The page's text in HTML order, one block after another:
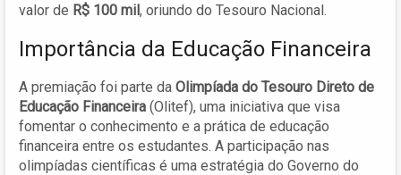
valor de R$ 100 mil, oriundo do Tesouro Nacional.
Importância da Educação Financeira
A premiação foi parte da Olimpíada do Tesouro Direto de
Educação Financeira (Olitef), uma iniciativa que visa
fomentar o conhecimento e a prática de educação
financeira entre os estudantes. A participação nas
olimpíadas científicas é uma estratégia do Governo do